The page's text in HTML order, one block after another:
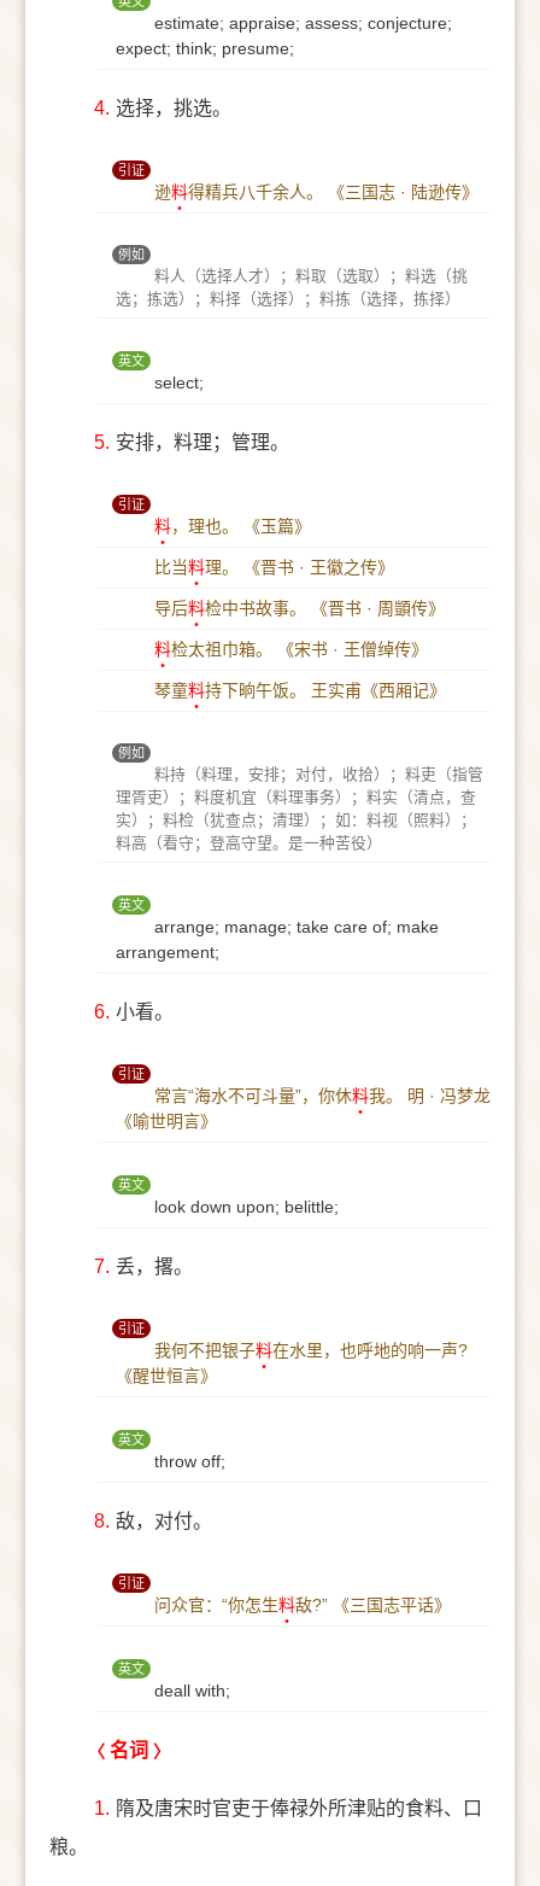
estimate; appraise; assess; conjecture;
expect; think; presume;
4. 选择，挑选。
引证
逊料得精兵八千余人。 《三国志 · 陆逊传》
例如
料人（选择人才）；料取（选取）；料选（挑
选；拣选）；料择（选择）；料拣（选择，拣择）
英文
select;
5. 安排，料理；管理。
引证
料，理也。 《玉篇》
比当料理。 《晋书 · 王徽之传》
导后料检中书故事。 《晋书 · 周顗传》
料检太祖巾箱。 《宋书 · 王僧绰传》
琴童料持下晌午饭。 王实甫《西厢记》
例如
料持（料理，安排；对付，收拾）；料吏（指管
理胥吏）；料度机宜（料理事务）；料实（清点，查
实）；料检（犹查点；清理）；如：料视（照料）；
料高（看守；登高守望。是一种苦役）
英文
arrange; manage; take care of; make
arrangement;
6. 小看。
引证
常言“海水不可斗量”，你休料我。
明 · 冯梦龙
《喻世明言》
英文
look down upon; belittle;
7. 丢，撂。
引证
我何不把银子料在水里，也呼地的响一声?
《醒世恒言》
英文
throw off;
8. 敌，对付。
引证
问众官：“你怎生料敌?” 《三国志平话》
英文
deall with;
名词
1. 隋及唐宋时官吏于俸禄外所津贴的食料、口
粮。